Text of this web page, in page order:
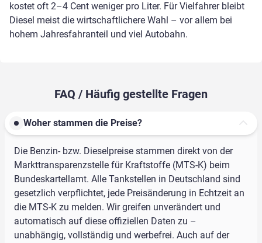
kostet oft 2–4 Cent weniger pro Liter. Für Vielfahrer bleibt
Diesel meist die wirtschaftlichere Wahl – vor allem bei
hohem Jahresfahranteil und viel Autobahn.
FAQ / Häufig gestellte Fragen
Woher stammen die Preise?
Die Benzin- bzw. Dieselpreise stammen direkt von der
Markttransparenzstelle für Kraftstoffe (MTS-K) beim
Bundeskartellamt. Alle Tankstellen in Deutschland sind
gesetzlich verpflichtet, jede Preisänderung in Echtzeit an
die MTS-K zu melden. Wir greifen unverändert und
automatisch auf diese offiziellen Daten zu –
unabhängig, vollständig und werbefrei. Auch auf der